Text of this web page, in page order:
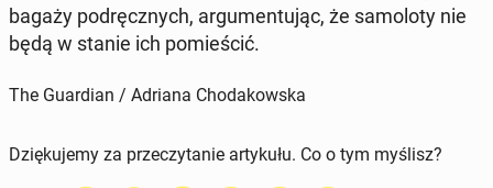
bagaży pod­ręcz­nych, ar­gu­men­tu­jąc, że sa­mo­lo­ty nie
będą w stanie ich po­mie­ścić.
The Guardian / Adriana Chodakowska
Dziękujemy za przeczytanie artykułu. Co o tym myślisz?